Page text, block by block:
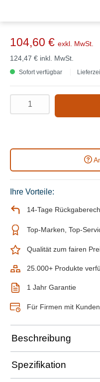
104,60 € exkl. MwSt.
124,47 € inkl. MwSt.
Sofort verfügbar
Ihre Vorteile:
14-Tage
Top-Marken, Top-
Qualität zum fairen
25.000+ Produkte
1 Jahr Garantie
Für Firmen mit
Beschreibung
Spezifikation